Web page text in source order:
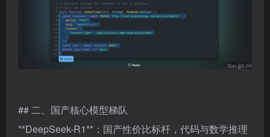
## 二、国产核心模型梯队
**DeepSeek-R1**：国产性价比标杆，代码与数学推理